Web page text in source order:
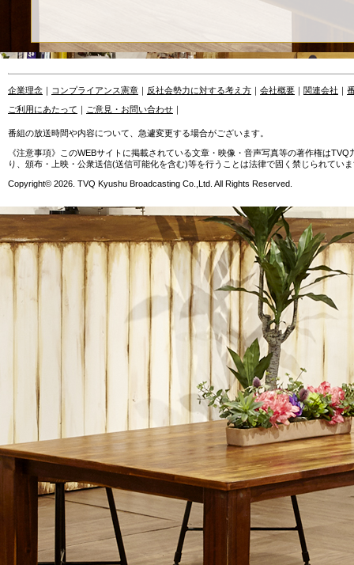
企業理念 ｜ コンプライアンス憲章 ｜ 反社会勢力に対する考え方 ｜ 会社概要 ｜ 関連会社 ｜
ご利用にあたって ｜ ご意見・お問い合わせ ｜
番組の放送時間や内容について、急遽変更する場合がございます。
《注意事項》このWEBサイトに掲載されている文章・映像・音声写真等の著作権は
り、頒布・上映・公衆送信(送信可能化を含む)等を行うことは法律で固く禁じられてい
Copyright© 2026. TVQ Kyushu Broadcasting Co.,Ltd. All Rights Reserved.